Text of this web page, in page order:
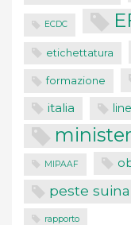
ECDC
etichettatura
formazione
italia
MIPAAF
peste
rapporto